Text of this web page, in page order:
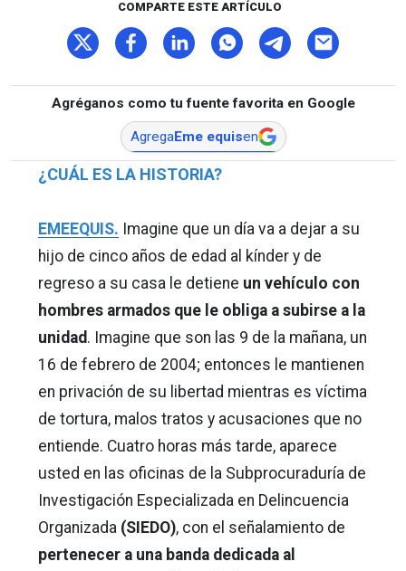
COMPARTE ESTE ARTÍCULO
Agréganos como tu fuente favorita en Google
AgregaEme equisen
¿CUÁL ES LA HISTORIA?
EMEEQUIS. Imagine que un día va a dejar a su
hijo de cinco años de edad al kínder y de
regreso a su casa le detiene un vehículo con
hombres armados que le obliga a subirse a la
unidad . Imagine que son las 9 de la mañana, un
16 de febrero de 2004; entonces le mantienen
en privación de su libertad mientras es víctima
de tortura, malos tratos y acusaciones que no
entiende. Cuatro horas más tarde, aparece
usted en las oficinas de la Subprocuraduría de
Investigación Especializada en Delincuencia
Organizada (SIEDO), con el señalamiento de
pertenecer a una banda dedicada al